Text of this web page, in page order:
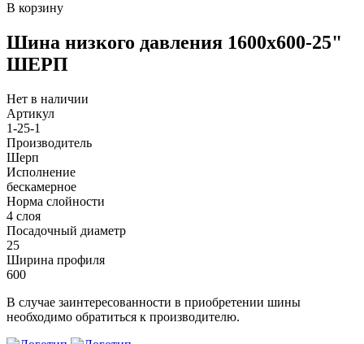
В корзину
Шина низкого давления 1600х600-25"
ШЕРП
Нет в наличии
Артикул
1-25-1
Производитель
Шерп
Исполнение
бескамерное
Норма слойности
4 слоя
Посадочный диаметр
25
Ширина профиля
600
В случае заинтересованности в приобретении шины
необходимо обратиться к производителю.